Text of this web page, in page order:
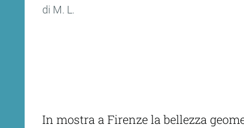
di M. L.
In mostra a Firenze la bellezza